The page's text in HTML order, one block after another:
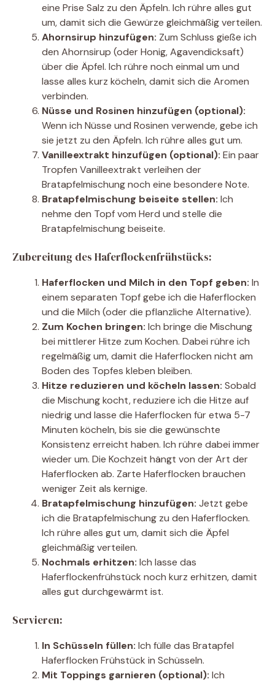
eine Prise Salz zu den Äpfeln. Ich rühre alles gut
um, damit sich die Gewürze gleichmäßig verteilen.
Ahornsirup hinzufügen: Zum Schluss gieße ich
den Ahornsirup (oder Honig, Agavendicksaft)
über die Äpfel. Ich rühre noch einmal um und
lasse alles kurz köcheln, damit sich die Aromen
verbinden.
Nüsse und Rosinen hinzufügen (optional):
Wenn ich Nüsse und Rosinen verwende, gebe ich
sie jetzt zu den Äpfeln. Ich rühre alles gut um.
Vanilleextrakt hinzufügen (optional): Ein paar
Tropfen Vanilleextrakt verleihen der
Bratapfelmischung noch eine besondere Note.
Bratapfelmischung beiseite stellen: Ich
nehme den Topf vom Herd und stelle die
Bratapfelmischung beiseite.
Zubereitung des Haferflockenfrühstücks:
Haferflocken und Milch in den Topf geben: In
einem separaten Topf gebe ich die Haferflocken
und die Milch (oder die pflanzliche Alternative).
Zum Kochen bringen: Ich bringe die Mischung
bei mittlerer Hitze zum Kochen. Dabei rühre ich
regelmäßig um, damit die Haferflocken nicht am
Boden des Topfes kleben bleiben.
Hitze reduzieren und köcheln lassen: Sobald
die Mischung kocht, reduziere ich die Hitze auf
niedrig und lasse die Haferflocken für etwa 5-7
Minuten köcheln, bis sie die gewünschte
Konsistenz erreicht haben. Ich rühre dabei immer
wieder um. Die Kochzeit hängt von der Art der
Haferflocken ab. Zarte Haferflocken brauchen
weniger Zeit als kernige.
Bratapfelmischung hinzufügen: Jetzt gebe
ich die Bratapfelmischung zu den Haferflocken.
Ich rühre alles gut um, damit sich die Äpfel
gleichmäßig verteilen.
Nochmals erhitzen: Ich lasse das
Haferflockenfrühstück noch kurz erhitzen, damit
alles gut durchgewärmt ist.
Servieren:
In Schüsseln füllen: Ich fülle das Bratapfel
Haferflocken Frühstück in Schüsseln.
Mit Toppings garnieren (optional): Ich